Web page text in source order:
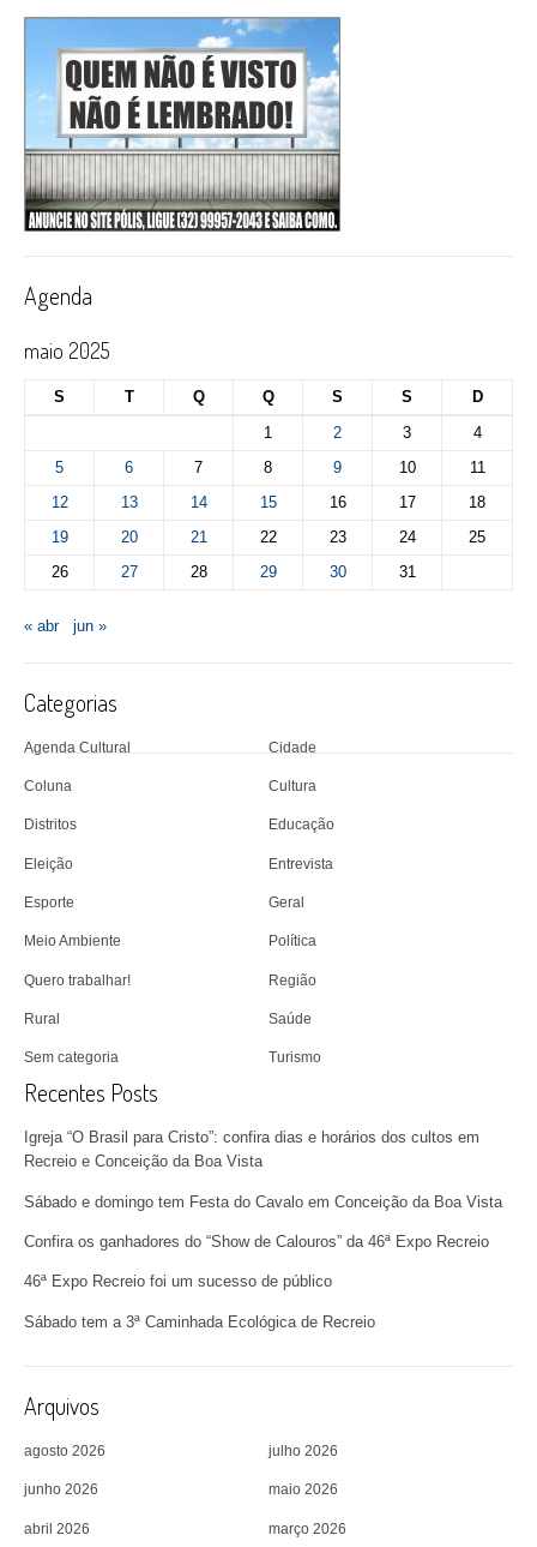
Agenda
maio 2025
S T Q Q S S
D
1
2 3
4
5
6 7 8 9 10
11
12
13 14 15 16 17
18
19
20 21 22 23 24
25
26
27 28 29 30 31
« abr jun »
Categorias
Agenda Cultural Cidade
Coluna Cultura
Distritos Educação
Eleição Entrevista
Esporte Geral
Meio Ambiente Política
Quero trabalhar! Região
Rural Saúde
Sem categoria Turismo
Recentes Posts
Igreja “O Brasil para Cristo”: confira dias e horários dos cultos em
Recreio e Conceição da Boa Vista
Sábado e domingo tem Festa do Cavalo em Conceição da Boa Vista
Confira os ganhadores do “Show de Calouros” da 46ª Expo Recreio
46ª Expo Recreio foi um sucesso de público
Sábado tem a 3ª Caminhada Ecológica de Recreio
Arquivos
agosto 2026 julho 2026
junho 2026 maio 2026
abril 2026 março 2026